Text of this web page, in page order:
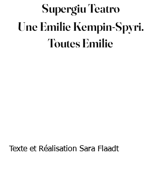
Supergiu Teatro
Toutes Emilie
Texte et Réalisation Sara Flaadt